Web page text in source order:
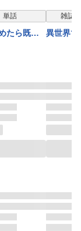
制限中
単話
たら既婚
表示
雑誌/
異世界